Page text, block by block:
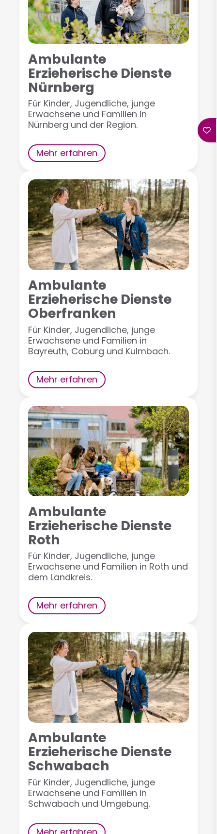
Ambulante
Erzieherische Dienste
Nürnberg
Für Kinder, Jugendliche, junge
Erwachsene und Familien in
Nürnberg und der Region.
Mehr erfahren
Ambulante
Erzieherische Dienste
Oberfranken
Für Kinder, Jugendliche, junge
Erwachsene und Familien in
Bayreuth, Coburg und Kulmbach.
Mehr erfahren
Ambulante
Erzieherische Dienste
Roth
Für Kinder, Jugendliche, junge
Erwachsene und Familien in Roth und
dem Landkreis.
Mehr erfahren
Ambulante
Erzieherische Dienste
Schwabach
Für Kinder, Jugendliche, junge
Erwachsene und Familien in
Schwabach und Umgebung.